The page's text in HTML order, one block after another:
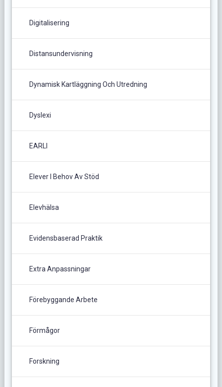
Digitalisering
Distansundervisning
Dynamisk Kartläggning Och Utredning
Dyslexi
EARLI
Elever I Behov Av Stöd
Elevhälsa
Evidensbaserad Praktik
Extra Anpassningar
Förebyggande Arbete
Förmågor
Forskning